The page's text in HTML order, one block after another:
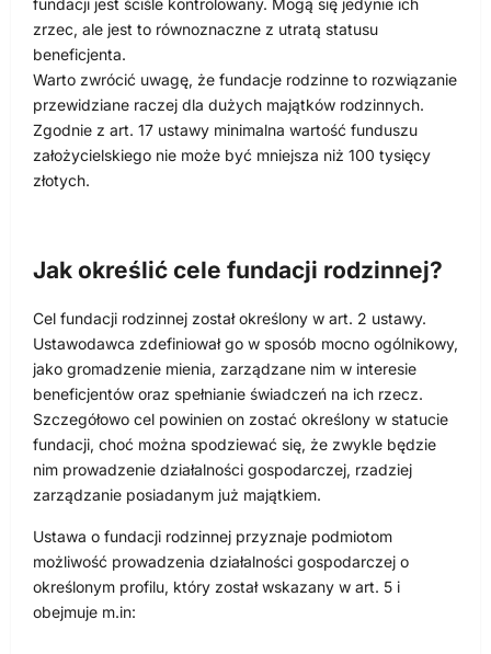
zrzec, ale jest to równoznaczne z utratą statusu
beneficjenta.
Warto zwrócić uwagę, że fundacje rodzinne to rozwiązanie
przewidziane raczej dla dużych majątków rodzinnych.
Zgodnie z art. 17 ustawy minimalna wartość funduszu
założycielskiego nie może być mniejsza niż 100 tysięcy
złotych.
Jak określić cele fundacji rodzinnej?
Cel fundacji rodzinnej został określony w art. 2 ustawy.
Ustawodawca zdefiniował go w sposób mocno ogólnikowy,
jako gromadzenie mienia, zarządzane nim w interesie
beneficjentów oraz spełnianie świadczeń na ich rzecz.
Szczegółowo cel powinien on zostać określony w statucie
fundacji, choć można spodziewać się, że zwykle będzie
nim prowadzenie działalności gospodarczej, rzadziej
zarządzanie posiadanym już majątkiem.
Ustawa o fundacji rodzinnej przyznaje podmiotom
możliwość prowadzenia działalności gospodarczej o
określonym profilu, który został wskazany w art. 5 i
obejmuje m.in: